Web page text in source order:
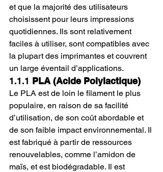
et que la majorité des utilisateurs
choisissent pour leurs impressions
quotidiennes. Ils sont relativement
faciles à utiliser, sont compatibles avec
la plupart des imprimantes et couvrent
un large éventail d’applications.
1.1.1 PLA (Acide Polylactique)
Le PLA est de loin le filament le plus
populaire, en raison de sa facilité
d’utilisation, de son coût abordable et
de son faible impact environnemental. Il
est fabriqué à partir de ressources
renouvelables, comme l’amidon de
maïs, et est biodégradable. Il est